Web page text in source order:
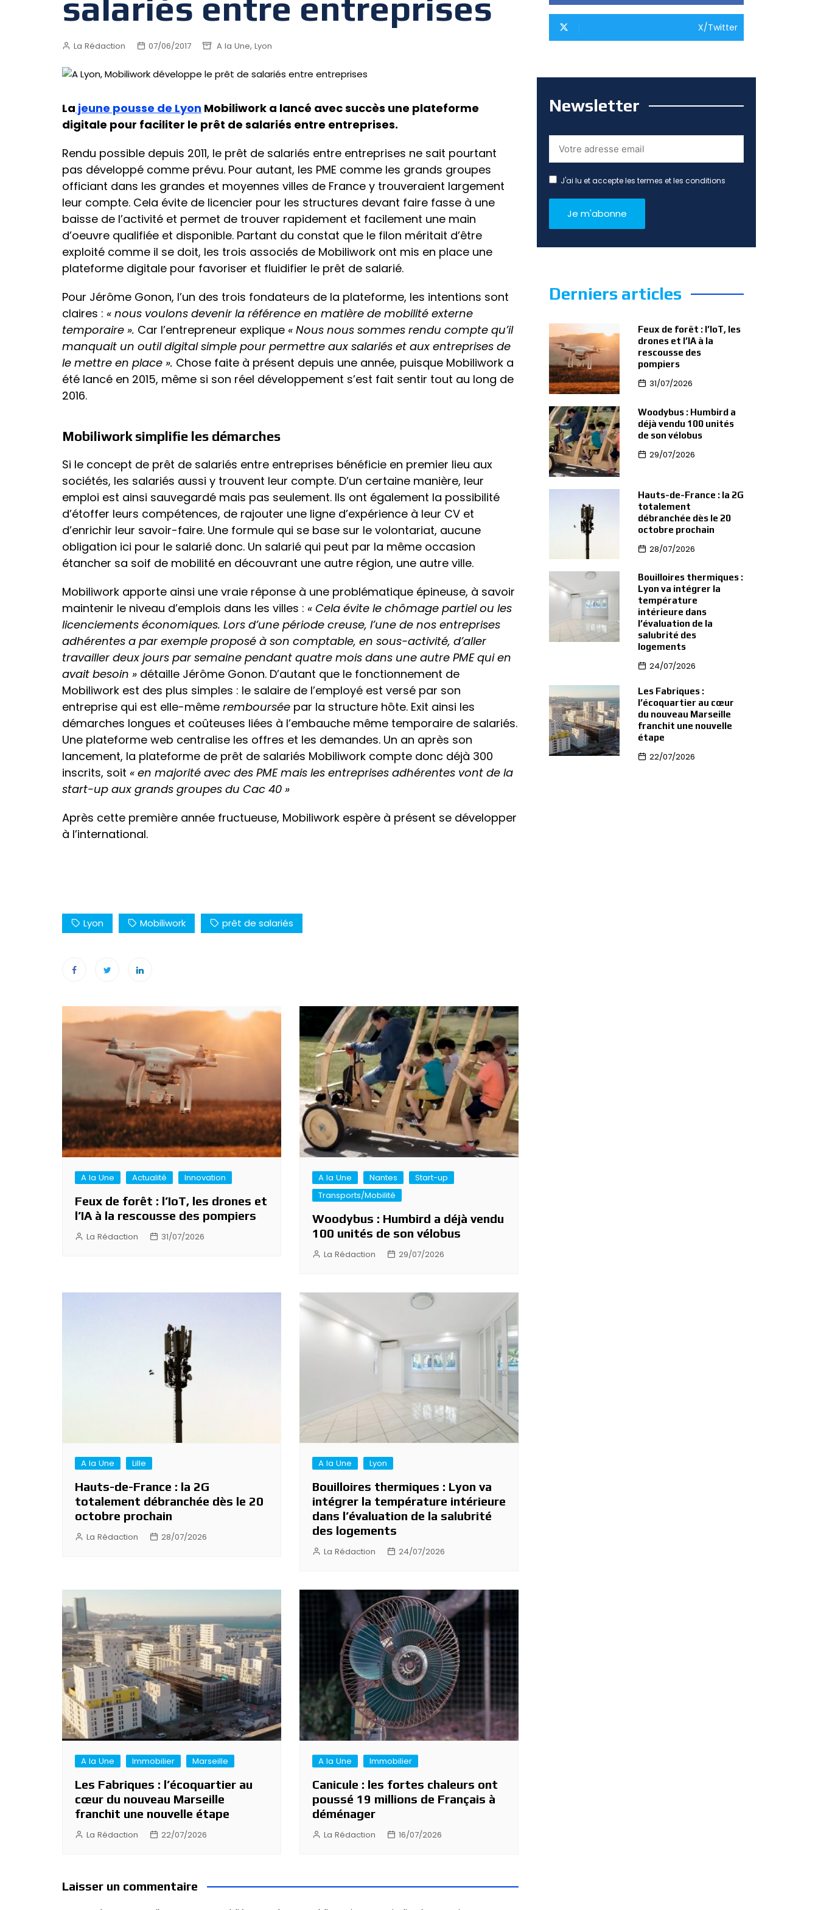
La Rédaction 07/06/2017 A la Une, Lyon
La jeune pousse de Lyon Mobiliwork a lancé avec succès une plateforme
digitale pour faciliter le prêt de salariés entre entreprises.
Rendu possible depuis 2011, le prêt de salariés entre entreprises ne sait pourtant
pas développé comme prévu. Pour autant, les PME comme les grands groupes
officiant dans les grandes et moyennes villes de France y trouveraient largement
leur compte. Cela évite de licencier pour les structures devant faire fasse à une
baisse de l’activité et permet de trouver rapidement et facilement une main
d’oeuvre qualifiée et disponible. Partant du constat que le filon méritait d’être
exploité comme il se doit, les trois associés de Mobiliwork ont mis en place une
plateforme digitale pour favoriser et fluidifier le prêt de salarié.
Pour Jérôme Gonon, l’un des trois fondateurs de la plateforme, les intentions sont
claires : « nous voulons devenir la référence en matière de mobilité externe
temporaire ». Car l’entrepreneur explique « Nous nous sommes rendu compte qu’il
manquait un outil digital simple pour permettre aux salariés et aux entreprises de
le mettre en place ». Chose faite à présent depuis une année, puisque Mobiliwork a
été lancé en 2015, même si son réel développement s’est fait sentir tout au long de
2016.
Mobiliwork simplifie les démarches
Si le concept de prêt de salariés entre entreprises bénéficie en premier lieu aux
sociétés, les salariés aussi y trouvent leur compte. D’un certaine manière, leur
emploi est ainsi sauvegardé mais pas seulement. Ils ont également la possibilité
d’étoffer leurs compétences, de rajouter une ligne d’expérience à leur CV et
d’enrichir leur savoir-faire. Une formule qui se base sur le volontariat, aucune
obligation ici pour le salarié donc. Un salarié qui peut par la même occasion
étancher sa soif de mobilité en découvrant une autre région, une autre ville.
Mobiliwork apporte ainsi une vraie réponse à une problématique épineuse, à savoir
maintenir le niveau d’emplois dans les villes : « Cela évite le chômage partiel ou les
licenciements économiques. Lors d’une période creuse, l’une de nos entreprises
adhérentes a par exemple proposé à son comptable, en sous-activité, d’aller
travailler deux jours par semaine pendant quatre mois dans une autre PME qui en
avait besoin » détaille Jérôme Gonon. D’autant que le fonctionnement de
Mobiliwork est des plus simples : le salaire de l’employé est versé par son
entreprise qui est elle-même remboursée par la structure hôte. Exit ainsi les
démarches longues et coûteuses liées à l’embauche même temporaire de salariés.
Une plateforme web centralise les offres et les demandes. Un an après son
lancement, la plateforme de prêt de salariés Mobiliwork compte donc déjà 300
inscrits, soit « en majorité avec des PME mais les entreprises adhérentes vont de la
start-up aux grands groupes du Cac 40 »
Après cette première année fructueuse, Mobiliwork espère à présent se développer
à l’international.
Lyon Mobiliwork prêt de salariés
Navigation
l’article
A la Une Actualité Innovation
Feux de forêt : l’IoT, les drones et
l’IA à la rescousse des pompiers
La Rédaction 31/07/2026
A la Une Nantes
Start-up
Transports/Mobilité
Woodybus : Humbird a déjà vendu
100 unités de son vélobus
La Rédaction 29/07/2026
A la Une Lille
Hauts-de-France : la 2G
totalement débranchée dès le 20
octobre prochain
La Rédaction 28/07/2026
A la Une Lyon
Bouilloires thermiques : Lyon va
intégrer la température intérieure
dans l’évaluation de la salubrité
des logements
La Rédaction 24/07/2026
A la Une Immobilier Marseille
Les Fabriques : l’écoquartier au
cœur du nouveau Marseille
franchit une nouvelle étape
La Rédaction 22/07/2026
A la Une Immobilier
Canicule : les fortes chaleurs ont
poussé 19 millions de Français à
déménager
La Rédaction 16/07/2026
Laisser un commentaire
X/Twitter
Newsletter
J'ai lu et accepte les termes et les conditions
Derniers articles
Feux de forêt : l’IoT, les
drones et l’IA à la
rescousse des
pompiers
31/07/2026
Woodybus : Humbird a
déjà vendu 100 unités
de son vélobus
29/07/2026
Hauts-de-France : la 2G
totalement
débranchée dès le 20
octobre prochain
28/07/2026
Bouilloires thermiques :
Lyon va intégrer la
température
intérieure dans
l’évaluation de la
salubrité des
logements
24/07/2026
Les Fabriques :
l’écoquartier au cœur
du nouveau Marseille
franchit une nouvelle
étape
22/07/2026